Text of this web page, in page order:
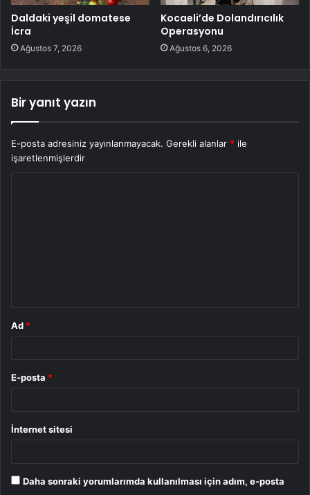
Daldaki yeşil domatese
İcra
Ağustos 7, 2026
Kocaeli’de Dolandırıcılık
Operasyonu
Ağustos 6, 2026
Bir yanıt yazın
E-posta adresiniz yayınlanmayacak. Gerekli alanlar * ile
işaretlenmişlerdir
Ad *
E-posta *
İnternet sitesi
Daha sonraki yorumlarımda kullanılması için adım, e-posta